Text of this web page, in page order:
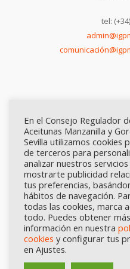
tel:
Calidad certificada por
En el Consejo Regulador
Aceitunas Manzanilla y
Sevilla utilizamos cookies
de terceros para
analizar nuestros servicios
mostrarte publicidad
tus preferencias,
hábitos de navegación.
todas las cookies, marca
todo. Puedes obtener más
información en nuestra
cookies y configurar tus
en Ajustes.